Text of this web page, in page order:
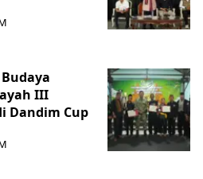
III
Dandim Cup